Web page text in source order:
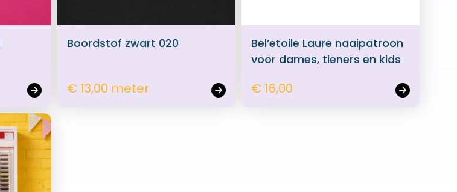
Boordstof zwart 020
€ 13,00 meter
Bel’etoile Laure naaipatroon
voor dames, tieners en kids
€ 16,00